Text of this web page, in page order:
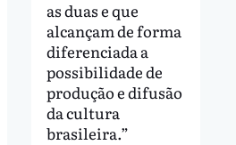
as duas e que
alcançam de forma
diferenciada a
possibilidade de
produção e difusão
da cultura
brasileira.”